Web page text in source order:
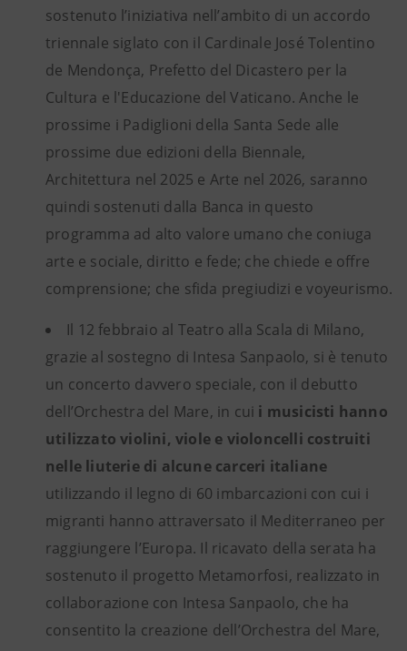
sostenuto l’iniziativa nell’ambito di un accordo
triennale siglato con il Cardinale José Tolentino
de Mendonça, Prefetto del Dicastero per la
Cultura e l'Educazione del Vaticano. Anche le
prossime i Padiglioni della Santa Sede alle
prossime due edizioni della Biennale,
Architettura nel 2025 e Arte nel 2026, saranno
quindi sostenuti dalla Banca in questo
programma ad alto valore umano che coniuga
arte e sociale, diritto e fede; che chiede e offre
comprensione; che sfida pregiudizi e voyeurismo.
Il 12 febbraio al Teatro alla Scala di Milano,
grazie al sostegno di Intesa Sanpaolo, si è tenuto
un concerto davvero speciale, con il debutto
dell’Orchestra del Mare, in cui i musicisti hanno
utilizzato violini, viole e violoncelli costruiti
nelle liuterie di alcune carceri italiane
utilizzando il legno di 60 imbarcazioni con cui i
migranti hanno attraversato il Mediterraneo per
raggiungere l’Europa. Il ricavato della serata ha
sostenuto il progetto Metamorfosi, realizzato in
collaborazione con Intesa Sanpaolo, che ha
consentito la creazione dell’Orchestra del Mare,